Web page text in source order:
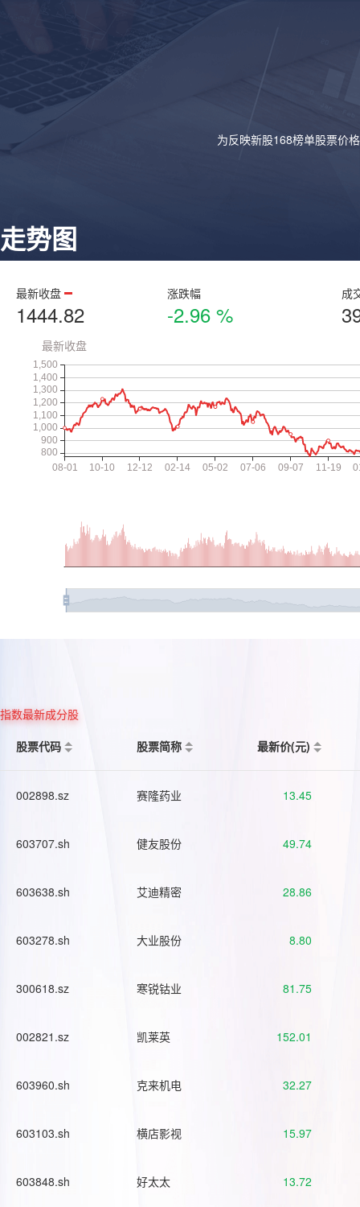
为反映新股168榜单股票价
走势图
最新收盘
1444.82
涨跌幅
-2.96 %
成
指数最新成分股
股票代码
股票简称 最新价(元)
002898.sz 赛隆药业 13.45
603707.sh 健友股份 49.74
603638.sh 艾迪精密 28.86
603278.sh 大业股份 8.80
300618.sz 寒锐钴业 81.75
002821.sz 凯莱英 152.01
603960.sh 克来机电 32.27
603103.sh 横店影视 15.97
603848.sh 好太太 13.72